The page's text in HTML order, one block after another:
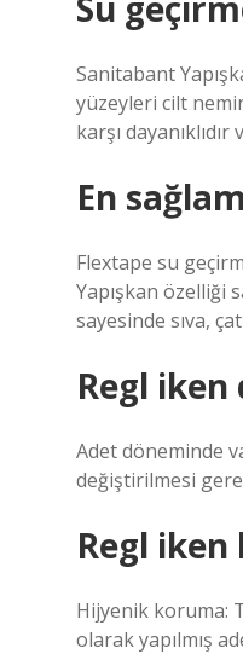
Sanitabant
yüzeyleri cilt
karşı
En
Flextape su
Yapışkan özelliği
sayesinde sıva,
Regl iken
Adet döneminde
değiştirilmesi
Regl
Hijyenik koruma:
olarak yapılmış